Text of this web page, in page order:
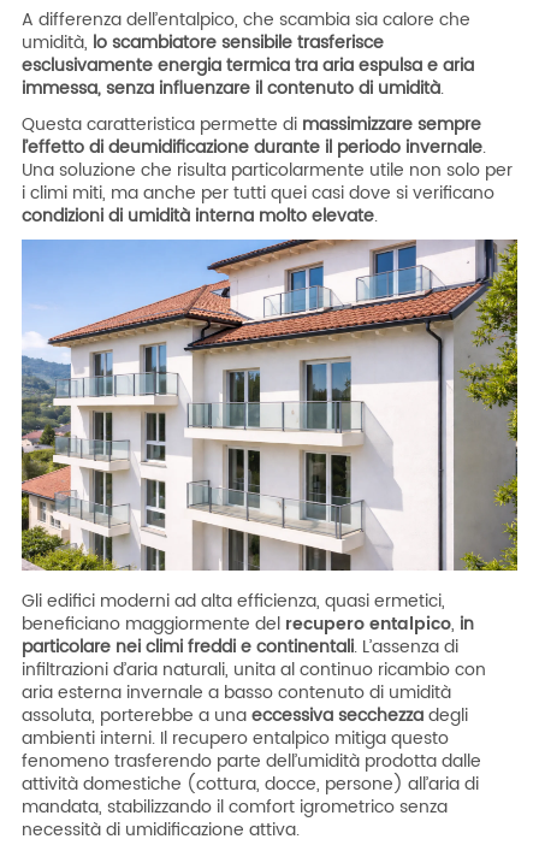
A differenza dell’entalpico, che scambia sia calore che
umidità, lo scambiatore sensibile trasferisce
esclusivamente energia termica tra aria espulsa e aria
immessa, senza influenzare il contenuto di umidità.
Questa caratteristica permette di massimizzare sempre
l’effetto di deumidificazione durante il periodo invernale.
Una soluzione che risulta particolarmente utile non solo per
i climi miti, ma anche per tutti quei casi dove si verificano
condizioni di umidità interna molto elevate.
Gli edifici moderni ad alta efficienza, quasi ermetici,
beneficiano maggiormente del recupero entalpico, in
particolare nei climi freddi e continentali. L’assenza di
infiltrazioni d’aria naturali, unita al continuo ricambio con
aria esterna invernale a basso contenuto di umidità
assoluta, porterebbe a unaeccessiva secchezzadegli
ambienti interni. Il recupero entalpico mitiga questo
fenomeno trasferendo parte dell’umidità prodotta dalle
attività domestiche (cottura, docce, persone) all’aria di
mandata, stabilizzando il comfort igrometrico senza
necessità di umidificazione attiva.